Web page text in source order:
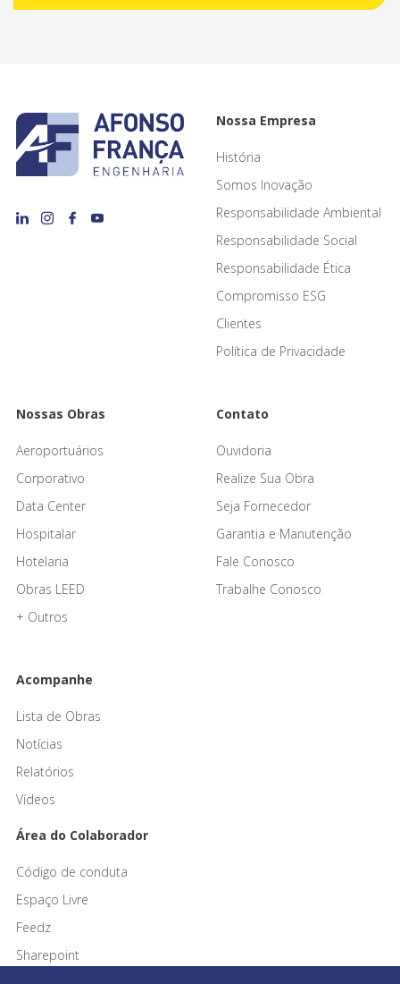
Nossa Empresa
História
Somos Inovação
Responsabilidade Ambiental
Responsabilidade Social
Responsabilidade Ética
Compromisso ESG
Clientes
Política de Privacidade
Nossas Obras
Aeroportuários
Corporativo
Data Center
Hospitalar
Hotelaria
Obras LEED
+ Outros
Contato
Ouvidoria
Realize Sua Obra
Seja Fornecedor
Garantia e Manutenção
Fale Conosco
Trabalhe Conosco
Acompanhe
Lista de Obras
Notícias
Relatórios
Vídeos
Área do Colaborador
Código de conduta
Espaço Livre
Feedz
Sharepoint